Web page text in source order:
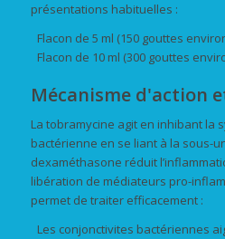
présentations habituelles :
Flacon de 5 ml (150 gouttes
Flacon de 10 ml (300 gouttes
Mécanisme d'action
La tobramycine agit en inhibant la
bactérienne en se liant à la sous-
dexaméthasone réduit
libération de médiateurs pro-
permet de traiter efficacement :
Les conjonctivites bactériennes